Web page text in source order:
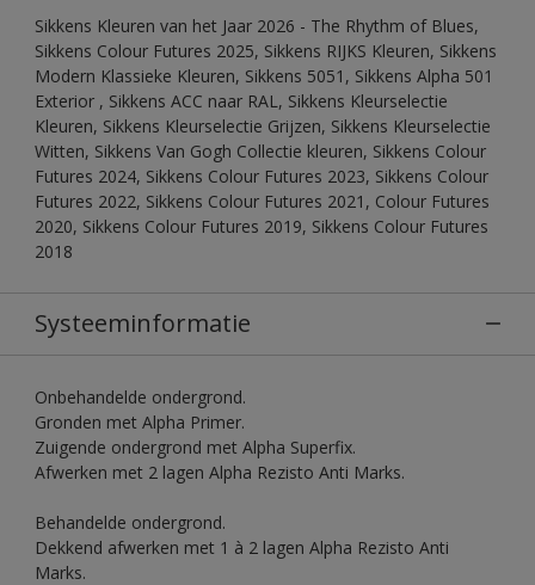
Sikkens Kleuren van het Jaar 2026 - The Rhythm of Blues,
Sikkens Colour Futures 2025, Sikkens RIJKS Kleuren, Sikkens
Modern Klassieke Kleuren, Sikkens 5051, Sikkens Alpha 501
Exterior , Sikkens ACC naar RAL, Sikkens Kleurselectie
Kleuren, Sikkens Kleurselectie Grijzen, Sikkens Kleurselectie
Witten, Sikkens Van Gogh Collectie kleuren, Sikkens Colour
Futures 2024, Sikkens Colour Futures 2023, Sikkens Colour
Futures 2022, Sikkens Colour Futures 2021, Colour Futures
2020, Sikkens Colour Futures 2019, Sikkens Colour Futures
2018
Systeeminformatie
Onbehandelde ondergrond.
Gronden met Alpha Primer.
Zuigende ondergrond met Alpha Superfix.
Afwerken met 2 lagen Alpha Rezisto Anti Marks.
Behandelde ondergrond.
Dekkend afwerken met 1 à 2 lagen Alpha Rezisto Anti
Marks.